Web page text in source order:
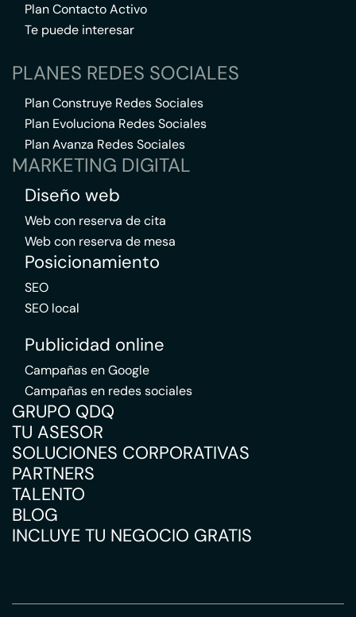
Plan Contacto Activo
Te puede interesar
PLANES REDES SOCIALES
Plan Construye Redes Sociales
Plan Evoluciona Redes Sociales
Plan Avanza Redes Sociales
MARKETING DIGITAL
Diseño web
Web con reserva de cita
Web con reserva de mesa
Posicionamiento
SEO
SEO local
Publicidad online
Campañas en Google
Campañas en redes sociales
GRUPO QDQ
TU ASESOR
SOLUCIONES CORPORATIVAS
PARTNERS
TALENTO
BLOG
INCLUYE TU NEGOCIO GRATIS